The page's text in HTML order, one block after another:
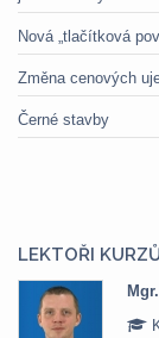
Nová „tlačítková
Změna cenových
Černé stavby
LEKTOŘI